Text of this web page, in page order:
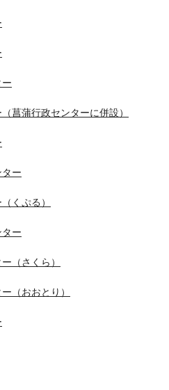
菖蒲行政センターに併設）
ー
くぷる）
ー
（さくら）
（おおとり）